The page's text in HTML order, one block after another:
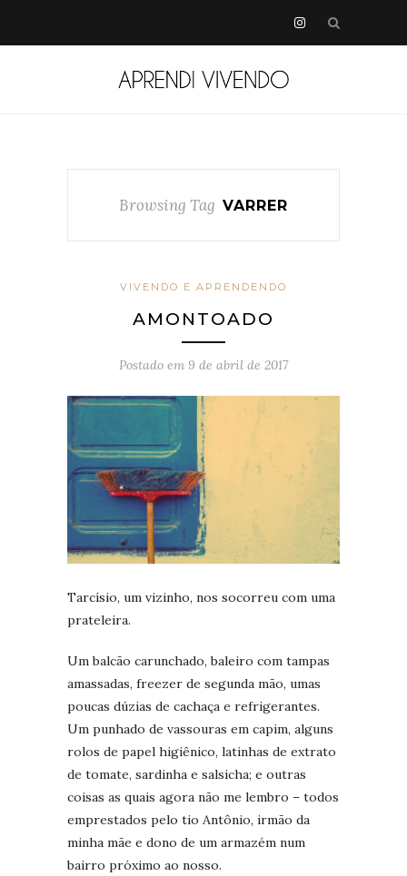
Browsing Tag VARRER
VIVENDO E APRENDENDO
AMONTOADO
Postado em 9 de abril de 2017
Tarcísio, um vizinho, nos socorreu com uma
prateleira.
Um balcão carunchado, baleiro com tampas
amassadas, freezer de segunda mão, umas
poucas dúzias de cachaça e refrigerantes.
Um punhado de vassouras em capim, alguns
rolos de papel higiênico, latinhas de extrato
de tomate, sardinha e salsicha; e outras
coisas as quais agora não me lembro – todos
emprestados pelo tio Antônio, irmão da
minha mãe e dono de um armazém num
bairro próximo ao nosso.